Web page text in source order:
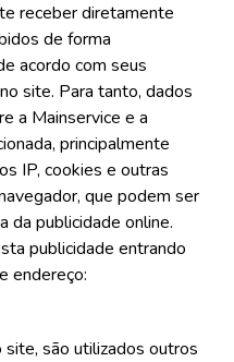
receber diretamente
de forma
acordo com seus
site. Para tanto, dados
a Mainservice e a
principalmente
IP, cookies e outras
que podem ser
da publicidade online.
publicidade entrando
endereço:
site, são utilizados outros